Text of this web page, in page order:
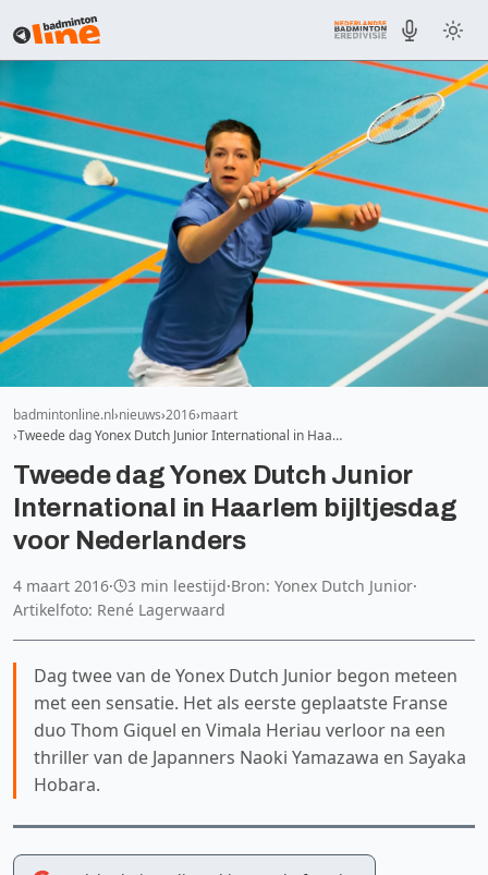
badmintonline.nl nieuws 2016 maart
Tweede dag Yonex Dutch Junior International in Haa…
Tweede dag Yonex Dutch Junior
International in Haarlem bijltjesdag
voor Nederlanders
4 maart 2016· 3 min leestijd·Bron: Yonex Dutch Junior·
Artikelfoto: René Lagerwaard
Dag twee van de Yonex Dutch Junior begon meteen
met een sensatie. Het als eerste geplaatste Franse
duo Thom Giquel en Vimala Heriau verloor na een
thriller van de Japanners Naoki Yamazawa en Sayaka
Hobara.